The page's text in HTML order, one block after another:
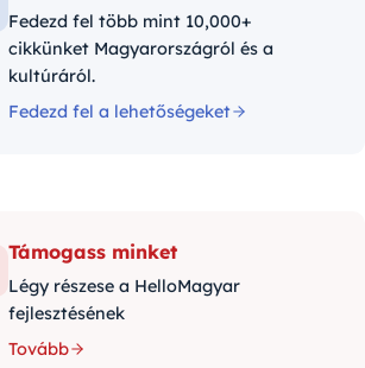
Fedezd fel több mint 10,000+
cikkünket Magyarországról és a
kultúráról.
Fedezd fel a lehetőségeket
Támogass minket
Légy részese a HelloMagyar
fejlesztésének
Tovább